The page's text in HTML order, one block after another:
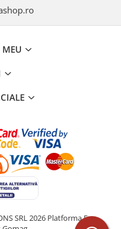
SRL 2026 Platforma E-